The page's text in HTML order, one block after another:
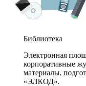
Библиотека
Электронная
корпоративные
материалы,
«ЭЛКОД».